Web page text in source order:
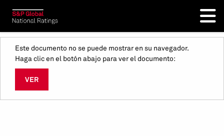
Este documento no se puede mostrar en su navegador.
Haga clic en el botón abajo para ver el documento:
VER